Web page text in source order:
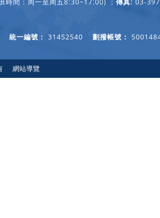
統一編號：31452540劃撥帳號：
網站導覽